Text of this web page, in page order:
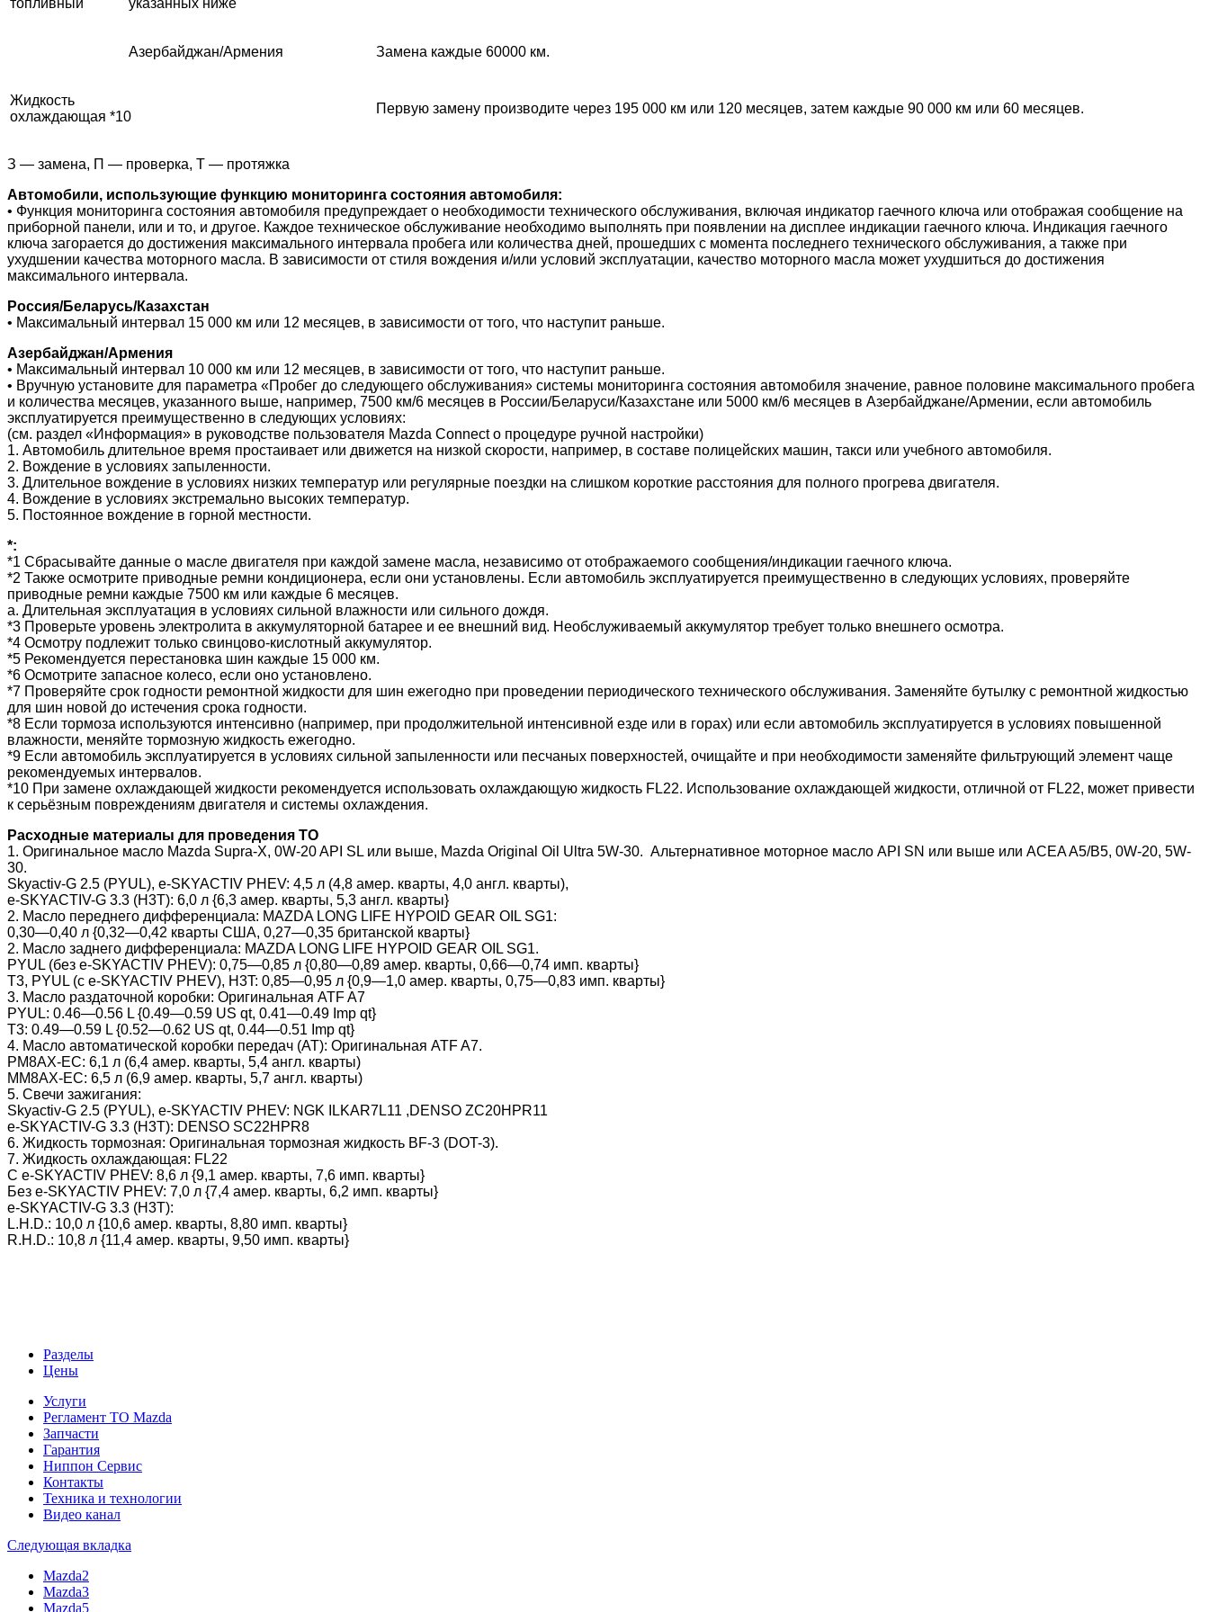
Азербайджан/Армения Замена каждые 60000 км.
Жидкость
охлаждающая *10
Первую замену производите через 195 000 км или 120 месяцев, затем каждые 90 000 км или 60 месяцев.
З — замена, П — проверка, Т — протяжка
Автомобили, использующие функцию мониторинга состояния автомобиля:
• Функция мониторинга состояния автомобиля предупреждает о необходимости технического обслуживания, включая индикатор гаечного ключа или отображая сообщение на
приборной панели, или и то, и другое. Каждое техническое обслуживание необходимо выполнять при появлении на дисплее индикации гаечного ключа. Индикация гаечного
ключа загорается до достижения максимального интервала пробега или количества дней, прошедших с момента последнего технического обслуживания, а также при
ухудшении качества моторного масла. В зависимости от стиля вождения и/или условий эксплуатации, качество моторного масла может ухудшиться до достижения
максимального интервала.
Россия/Беларусь/Казахстан
• Максимальный интервал 15 000 км или 12 месяцев, в зависимости от того, что наступит раньше.
Азербайджан/Армения
• Максимальный интервал 10 000 км или 12 месяцев, в зависимости от того, что наступит раньше.
• Вручную установите для параметра «Пробег до следующего обслуживания» системы мониторинга состояния автомобиля значение, равное половине максимального пробега
и количества месяцев, указанного выше, например, 7500 км/6 месяцев в России/Беларуси/Казахстане или 5000 км/6 месяцев в Азербайджане/Армении, если автомобиль
эксплуатируется преимущественно в следующих условиях:
(см. раздел «Информация» в руководстве пользователя Mazda Connect о процедуре ручной настройки)
1. Автомобиль длительное время простаивает или движется на низкой скорости, например, в составе полицейских машин, такси или учебного автомобиля.
2. Вождение в условиях запыленности.
3. Длительное вождение в условиях низких температур или регулярные поездки на слишком короткие расстояния для полного прогрева двигателя.
4. Вождение в условиях экстремально высоких температур.
5. Постоянное вождение в горной местности.
*:
*1 Сбрасывайте данные о масле двигателя при каждой замене масла, независимо от отображаемого сообщения/индикации гаечного ключа.
*2 Также осмотрите приводные ремни кондиционера, если они установлены. Если автомобиль эксплуатируется преимущественно в следующих условиях, проверяйте
приводные ремни каждые 7500 км или каждые 6 месяцев.
a. Длительная эксплуатация в условиях сильной влажности или сильного дождя.
*3 Проверьте уровень электролита в аккумуляторной батарее и ее внешний вид. Необслуживаемый аккумулятор требует только внешнего осмотра.
*4 Осмотру подлежит только свинцово-кислотный аккумулятор.
*5 Рекомендуется перестановка шин каждые 15 000 км.
*6 Осмотрите запасное колесо, если оно установлено.
*7 Проверяйте срок годности ремонтной жидкости для шин ежегодно при проведении периодического технического обслуживания. Заменяйте бутылку с ремонтной жидкостью
для шин новой до истечения срока годности.
*8 Если тормоза используются интенсивно (например, при продолжительной интенсивной езде или в горах) или если автомобиль эксплуатируется в условиях повышенной
влажности, меняйте тормозную жидкость ежегодно.
*9 Если автомобиль эксплуатируется в условиях сильной запыленности или песчаных поверхностей, очищайте и при необходимости заменяйте фильтрующий элемент чаще
рекомендуемых интервалов.
*10 При замене охлаждающей жидкости рекомендуется использовать охлаждающую жидкость FL22. Использование охлаждающей жидкости, отличной от FL22, может привести
к серьёзным повреждениям двигателя и системы охлаждения.
Расходные материалы для проведения ТО
1. Оригинальное масло Mazda Supra-X, 0W-20 API SL или выше, Mazda Original Oil Ultra 5W-30. Альтернативное моторное масло API SN или выше или ACEA A5/B5, 0W-20, 5W-
30.
Skyactiv-G 2.5 (PYUL), e-SKYACTIV PHEV: 4,5 л (4,8 амер. кварты, 4,0 англ. кварты),
e-SKYACTIV-G 3.3 (H3T): 6,0 л {6,3 амер. кварты, 5,3 англ. кварты}
2. Масло переднего дифференциала: MAZDA LONG LIFE HYPOID GEAR OIL SG1:
0,30—0,40 л {0,32—0,42 кварты США, 0,27—0,35 британской кварты}
2. Масло заднего дифференциала: MAZDA LONG LIFE HYPOID GEAR OIL SG1.
PYUL (без e-SKYACTIV PHEV): 0,75—0,85 л {0,80—0,89 амер. кварты, 0,66—0,74 имп. кварты}
T3, PYUL (с e-SKYACTIV PHEV), H3T: 0,85—0,95 л {0,9—1,0 амер. кварты, 0,75—0,83 имп. кварты}
3. Масло раздаточной коробки: Оригинальная ATF A7
PYUL: 0.46—0.56 L {0.49—0.59 US qt, 0.41—0.49 Imp qt}
T3: 0.49—0.59 L {0.52—0.62 US qt, 0.44—0.51 Imp qt}
4. Масло автоматической коробки передач (АТ): Оригинальная ATF A7.
PM8AX-EC: 6,1 л (6,4 амер. кварты, 5,4 англ. кварты)
MM8AX-EC: 6,5 л (6,9 амер. кварты, 5,7 англ. кварты)
5. Свечи зажигания:
Skyactiv-G 2.5 (PYUL), e-SKYACTIV PHEV: NGK ILKAR7L11 ,DENSO ZC20HPR11
e-SKYACTIV-G 3.3 (H3T): DENSO SC22HPR8
6. Жидкость тормозная: Оригинальная тормозная жидкость BF-3 (DOT-3).
7. Жидкость охлаждающая: FL22
С e-SKYACTIV PHEV: 8,6 л {9,1 амер. кварты, 7,6 имп. кварты}
Без e-SKYACTIV PHEV: 7,0 л {7,4 амер. кварты, 6,2 имп. кварты}
e-SKYACTIV-G 3.3 (H3T):
L.H.D.: 10,0 л {10,6 амер. кварты, 8,80 имп. кварты}
R.H.D.: 10,8 л {11,4 амер. кварты, 9,50 имп. кварты}
Разделы
Цены
Услуги
Регламент ТО Mazda
Запчасти
Гарантия
Ниппон Сервис
Контакты
Техника и технологии
Видео канал
Следующая вкладка
Mazda2
Mazda3
Mazda5